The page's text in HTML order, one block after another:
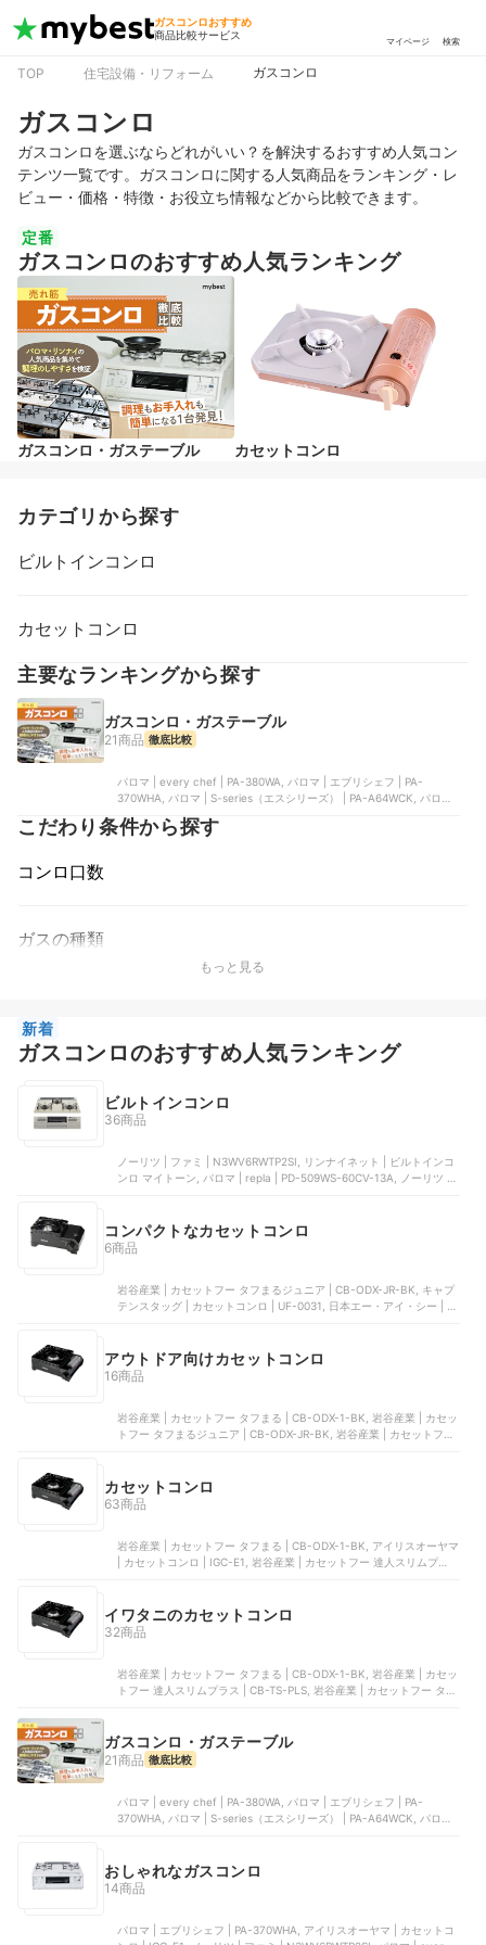
ガスコンロおすすめ
商品比較サービス
マイページ 検索
TOP 住宅設備・リフォーム ガスコンロ
ガスコンロ
ガスコンロを選ぶならどれがいい？を解決するおすすめ人気コン
テンツ一覧です。ガスコンロに関する人気商品をランキング・レ
ビュー・価格・特徴・お役立ち情報などから比較できます。
定番
ガスコンロのおすすめ人気ランキング
ガスコンロ・ガステーブル カセットコンロ
カテゴリから探す
ビルトインコンロ
カセットコンロ
主要なランキングから探す
ガスコンロ・ガステーブル
21商品 徹底比較
パロマ | every chef | ‎PA-380WA, パロマ | エブリシェフ | PA-
370WHA, パロマ | S-series（エスシリーズ） | PA-A64WCK, パロマ |
テーブルコンロ スタンダード | PA-S46H, リンナイ | LAKUCIE fine |
RT66WH7RGA-CW
こだわり条件から探す
コンロ口数
ガスの種類
もっと見る
新着
ガスコンロのおすすめ人気ランキング
ビルトインコンロ
36商品
ノーリツ | ファミ | N3WV6RWTP2SI, リンナイネット | ビルトインコ
ンロ マイトーン, パロマ | repla | ‎PD-509WS-60CV-13A, ノーリツ |
コンパクトなカセットコンロ
6商品
岩谷産業 | カセットフー タフまるジュニア | CB-ODX-JR-BK, キャプ
テンスタッグ | カセットコンロ | ‎UF-0031, 日本エー・アイ・シー | ポ
SAGK29A, 日本エー・アイ・シー | ポータブル ガス カセットコンロ
kama-do（シングル） | SAG-K29A(R)
アウトドア向けカセットコンロ
16商品
岩谷産業 | カセットフー タフまる | CB-ODX-1-BK, 岩谷産業 | カセッ
トフー タフまるジュニア | CB-ODX-JR-BK, 岩谷産業 | カセットフー
カセットコンロ
63商品
岩谷産業 | カセットフー タフまる | CB-ODX-1-BK, アイリスオーヤマ
| カセットコンロ | IGC-E1, 岩谷産業 | カセットフー 達人スリムプラス
イワタニのカセットコンロ
32商品
岩谷産業 | カセットフー タフまる | CB-ODX-1-BK, 岩谷産業 | カセッ
トフー 達人スリムプラス | CB-TS-PLS, 岩谷産業 | カセットフー タフ
ガスコンロ・ガステーブル
21商品 徹底比較
パロマ | every chef | ‎PA-380WA, パロマ | エブリシェフ | PA-
370WHA, パロマ | S-series（エスシリーズ） | PA-A64WCK, パロマ |
おしゃれなガスコンロ
14商品
パロマ | エブリシェフ | PA-370WHA, アイリスオーヤマ | カセットコ